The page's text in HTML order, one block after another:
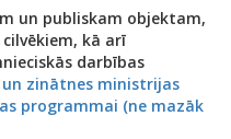
un publiskam objektam,
kā arī
darbības
zinātnes ministrijas
programmai (ne mazāk